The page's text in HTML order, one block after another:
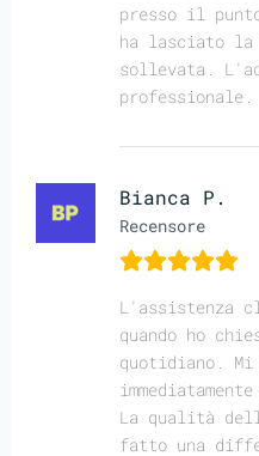
presso il
ha lasciato la
sollevata.
professionale.
Bianca P.
Recensore
L'assistenza
quando ho
quotidiano. Mi
La qualità
fatto una